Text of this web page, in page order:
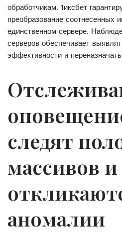
обработчикам. 1иксбет
преобразование соотнесенных
единственном сервере.
серверов обеспечивает
эффективности и
следят
массивов и
аномалии